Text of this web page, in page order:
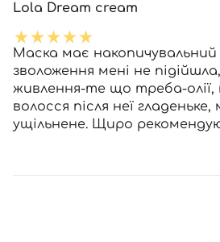
Lola Dream cream
Маска має
зволоження мені не
живлення-те що треба-олії,
волосся після неї
ущільнене. Щиро